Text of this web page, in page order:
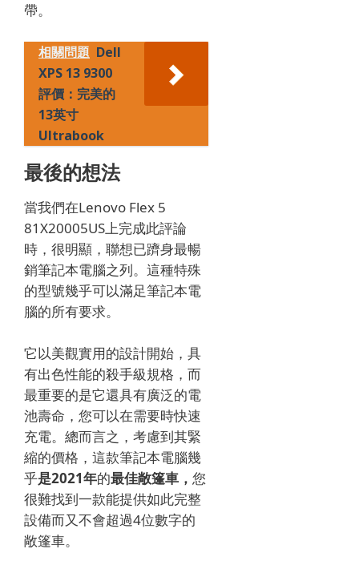
帶。
相關問題 Dell
XPS 13 9300
評價：完美的
13英寸
Ultrabook
最後的想法
當我們在Lenovo Flex 5
81X20005US上完成此評論
時，很明顯，聯想已躋身最暢
銷筆記本電腦之列。這種特殊
的型號幾乎可以滿足筆記本電
腦的所有要求。
它以美觀實用的設計開始，具
有出色性能的殺手級規格，而
最重要的是它還具有廣泛的電
池壽命，您可以在需要時快速
充電。總而言之，考慮到其緊
縮的價格，這款筆記本電腦幾
乎是2021年的最佳敞篷車， 您
很難找到一款能提供如此完整
設備而又不會超過4位數字的
敞篷車。